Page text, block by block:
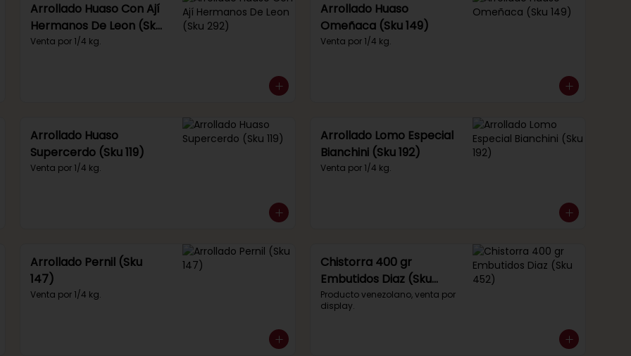
Arrollado Huaso Con Ají
Hermanos De Leon (Sku
292)
Venta por 1/4 kg.
Arrollado Huaso
Omeñaca (Sku 149)
Venta por 1/4 kg.
Arrollado Huaso
Supercerdo (Sku 119)
Venta por 1/4 kg.
Arrollado Lomo Especial
Bianchini (Sku 192)
Venta por 1/4 kg.
Arrollado Pernil (Sku
147)
Venta por 1/4 kg.
Chistorra 400 gr
Embutidos Diaz (Sku
452)
Producto venezolano, venta por
display.